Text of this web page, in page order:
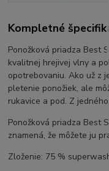
Kompletné
Ponožková priadza Best
kvalitnej hrejivej vlny a
opotrebovaniu. Ako už z
pletenie ponožiek, ale
rukavice a pod. Z
Ponožková priadza Best
znamená, že môžete ju
Zloženie: 75 %